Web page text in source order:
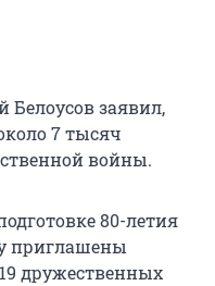
заявил,
7 тысяч
войны.
80-летия
приглашены
дружественных